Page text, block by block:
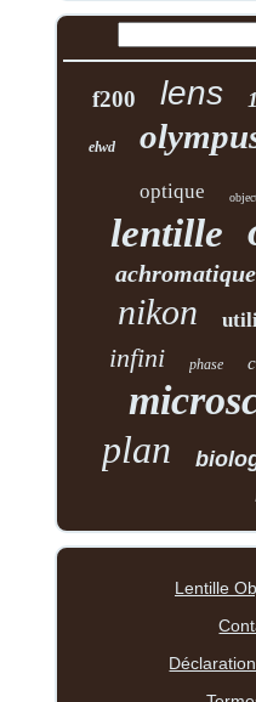
f200 lens
elwd
optique
lentille
achromatique
nikon
infini phase
plan
Lentille